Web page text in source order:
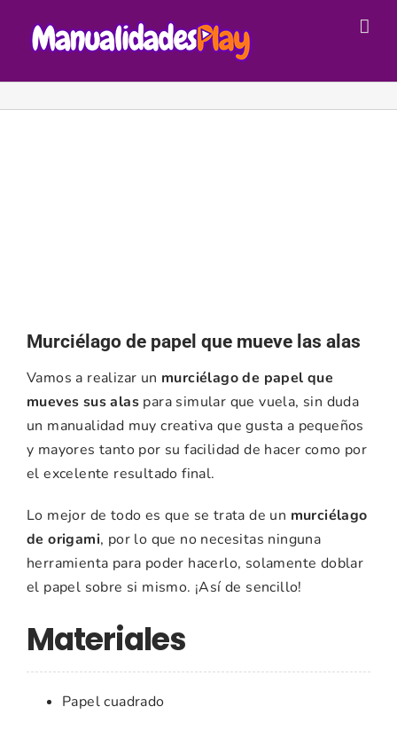
contenido
Murciélago de papel que mueve las alas
Vamos a realizar un murciélago de papel que
mueves sus alas para simular que vuela, sin duda
un manualidad muy creativa que gusta a pequeños
y mayores tanto por su facilidad de hacer como por
el excelente resultado final.
Lo mejor de todo es que se trata de un murciélago
de origami, por lo que no necesitas ninguna
herramienta para poder hacerlo, solamente doblar
el papel sobre si mismo. ¡Así de sencillo!
Materiales
Papel cuadrado